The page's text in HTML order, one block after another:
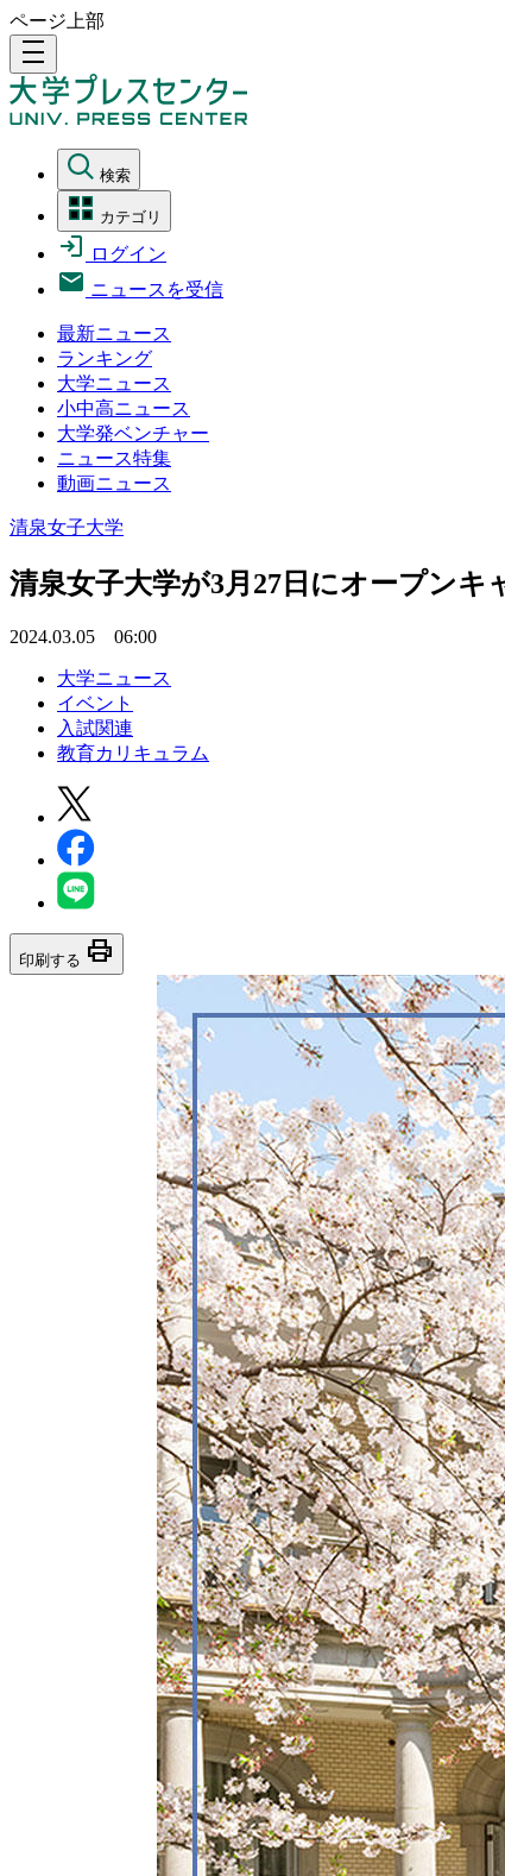
ページ上部
density_medium
検索
カテゴリ
ログイン
ニュースを受信
最新ニュース
ランキング
大学ニュース
小中高ニュース
大学発ベンチャー
ニュース特集
動画ニュース
清泉女子大学
清泉女子大学が3月27日にオープン
2024.03.05 06:00
大学ニュース
イベント
入試関連
教育カリキュラム
印刷する print